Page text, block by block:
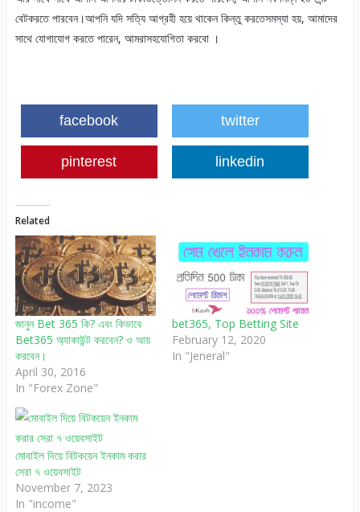
বেটকরতে পারবেন।আপনি যদি সত্যি আগ্রহী হয়ে থাকেন কিন্তু করতেসমস্যা হয়, আমাদের
সাথে যোগাযোগ করতে পারেন, আমরাসহযোগিতা করবো ।
facebook twitter
pinterest linkedin
Related
জানুন Bet 365 কি? এবং কিভাবে
Bet365 অ্যাকাউন্ট করবেন? ও আয়
করবেন।
April 30, 2016
In "Forex Zone"
bet365, Top Betting Site
February 12, 2020
In "Jeneral"
মোবাইল দিয়ে বিটকয়েন ইনকাম করার
সেরা ৭ ওয়েবসাইট
November 7, 2023
In "income"